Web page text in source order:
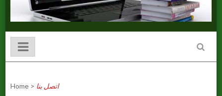
Home > اتصل بنا